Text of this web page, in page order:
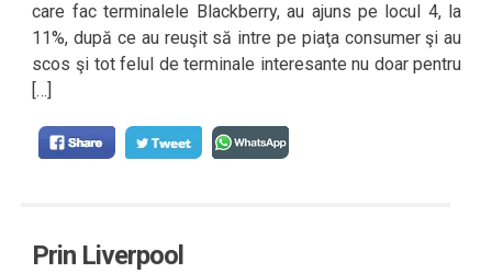
care fac terminalele Blackberry, au ajuns pe locul 4, la
11%, după ce au reuşit să intre pe piaţa consumer şi au
scos şi tot felul de terminale interesante nu doar pentru
[…]
Prin Liverpool